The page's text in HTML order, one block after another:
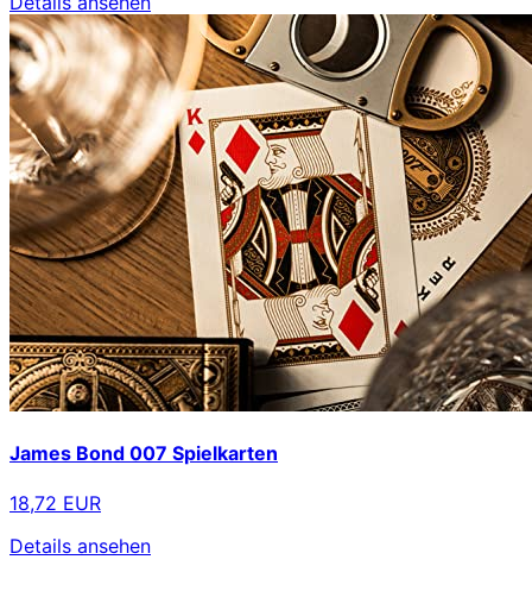
James Bond 007 Spielkarten
18,72 EUR
Details ansehen